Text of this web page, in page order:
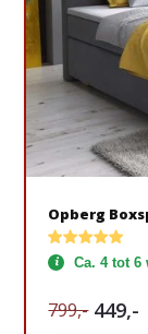
Opberg
Ca. 4 tot 6
799,- 449,-